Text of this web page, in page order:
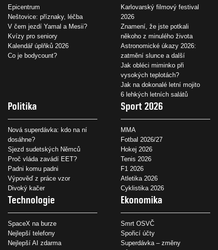
Epicentrum
Neštovice: příznaky, léčba
V čem jezdí Yamal a Mesii?
Kvízy pro seniory
Kalendář úplňků 2026
Co je bodycount?
Karlovarský filmový festival
2026
Znamení, že jste potkali
někoho z minulého života
Astronomické úkazy 2026:
zatmění slunce a další
Jak obléci miminko při
vysokých teplotách?
Jak na dokonalé letní mojito
6 lehkých letních salátů
Politika
Nová superdávka: kdo na ní
dosáhne?
Sjezd sudetských Němců
Proč vláda zavádí EET?
Padni komu padni
Výpověď z práce vzor
Divoký kačer
Sport 2026
MMA
Fotbal 2026/27
Hokej 2026
Tenis 2026
F1 2026
Atletika 2026
Cyklistika 2026
Technologie
SpaceX na burze
Nejlepší telefony
Nejlepší AI zdarma
Ekonomika
Smrt OSVČ
Spořicí účty
Superdávka – změny